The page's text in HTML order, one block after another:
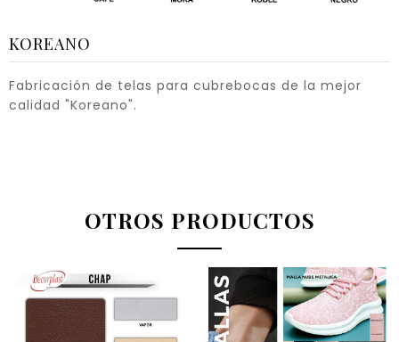
KOREANO
Fabricación de telas para cubrebocas de la mejor
calidad "Koreano".
OTROS PRODUCTOS